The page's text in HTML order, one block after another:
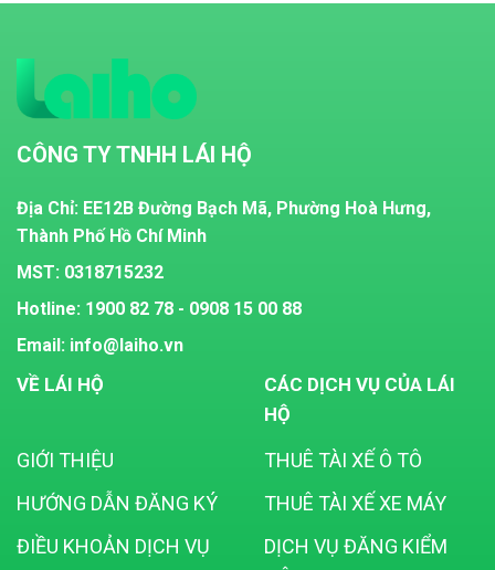
CÔNG TY TNHH LÁI HỘ
Địa Chỉ: EE12B Đường Bạch Mã, Phường Hoà Hưng,
Thành Phố Hồ Chí Minh
MST: 0318715232
Hotline: 1900 82 78 - 0908 15 00 88
Email: info@laiho.vn
VỀ LÁI HỘ
GIỚI THIỆU
HƯỚNG DẪN ĐĂNG KÝ
ĐIỀU KHOẢN DỊCH VỤ
CÁC DỊCH VỤ CỦA LÁI
HỘ
THUÊ TÀI XẾ Ô TÔ
THUÊ TÀI XẾ XE MÁY
DỊCH VỤ ĐĂNG KIỂM